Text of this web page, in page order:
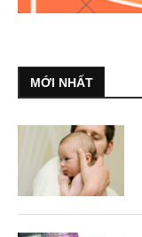
MỚI NHẤT